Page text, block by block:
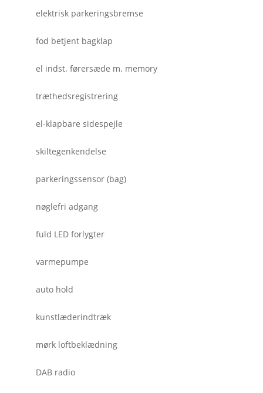
elektrisk parkeringsbremse
fod betjent bagklap
el indst. førersæde m. memory
træthedsregistrering
el-klapbare sidespejle
skiltegenkendelse
parkeringssensor (bag)
nøglefri adgang
fuld LED forlygter
varmepumpe
auto hold
kunstlæderindtræk
mørk loftbeklædning
DAB radio